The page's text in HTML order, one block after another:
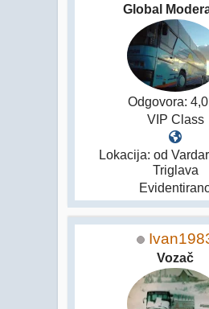
Global
Odgovora:
VIP Class
Lokacija: od
Triglava
Vozač